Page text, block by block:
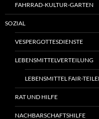
FAHRRAD-KULTUR-GARTEN
SOZIAL
VESPERGOTTESDIENSTE
LEBENSMITTELVERTEILUNG
LEBENSMITTEL FAIR-
RAT UND HILFE
NACHBARSCHAFTSHILFE